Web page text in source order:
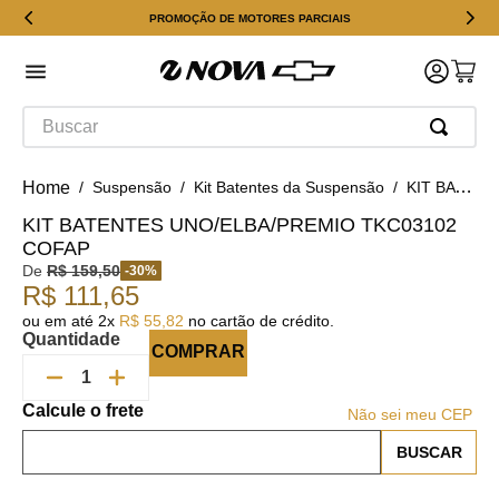
PROMOÇÃO DE MOTORES PARCIAIS
Buscar
Suspensão Kit Batentes da Suspensão KIT BATENTES UNO/ELBA/PREMIO TKC03102 COFAP
KIT BATENTES UNO/ELBA/PREMIO TKC03102
COFAP
De R$ 159,50 -30%
R$ 111,65
ou em até 2x R$ 55 82 no cartão de crédito.
Quantidade
COMPRAR
Não sei meu CEP